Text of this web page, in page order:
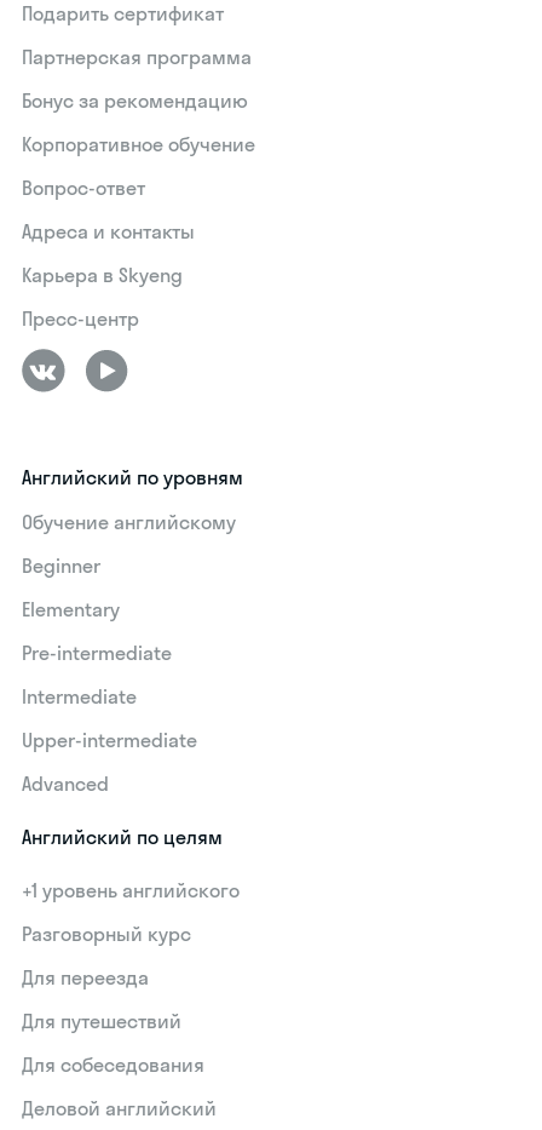
Подарить сертификат
Партнерская программа
Бонус за рекомендацию
Корпоративное обучение
Вопрос-ответ
Адреса и контакты
Карьера в Skyeng
Пресс-центр
Английский по уровням
Обучение английскому
Beginner
Elementary
Pre-intermediate
Intermediate
Upper-intermediate
Advanced
Английский по целям
+1 уровень английского
Разговорный курс
Для переезда
Для путешествий
Для собеседования
Деловой английский